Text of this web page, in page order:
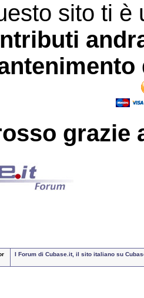
sito ti è
grazie
I Forum di Cubase.it, il sito italiano su